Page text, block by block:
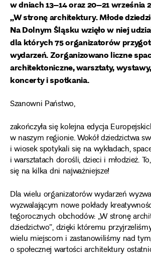
w dniach 13–14 oraz 20–21 września
„W stronę architektury. Młode
Na Dolnym Śląsku wzięło w niej
dla których 75 organizatorów
wydarzeń. Zorganizowano liczne
architektoniczne, warsztaty,
koncerty i spotkania.
Szanowni Państwo,
zakończyła się kolejna edycja
w naszym regionie. Wokół dziedzictwa
i wiosek spotykali się na wykładach,
i warsztatach dorośli, dzieci i młodzież.
się na kilka dni najważniejsze!
Dla wielu organizatorów wydarzeń
wyzwalającym nowe pokłady
tegorocznych obchodów: „W stronę
dziedzictwo”, dzięki któremu
wielu miejscom i zastanowiliśmy nad
o społecznej wartości architektury